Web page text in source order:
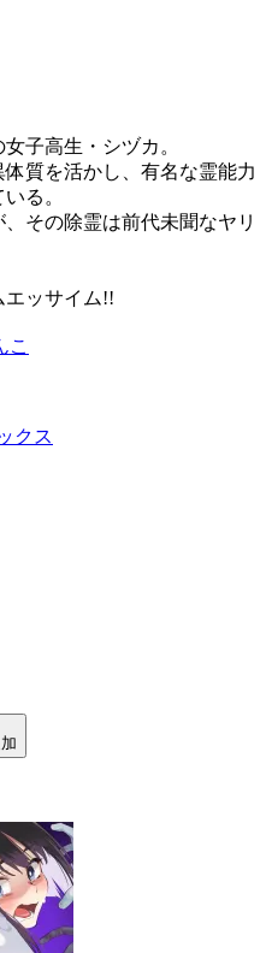
子高生・シヅカ。
質を活かし、有名な霊能力
る。
その除霊は前代未聞なヤリ
エッサイム!!
こ
クス